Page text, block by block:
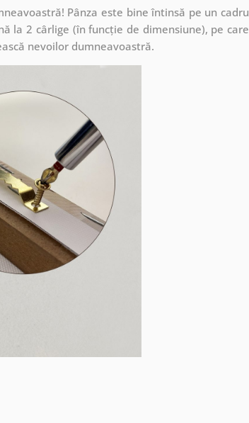
Pânza este bine întinsă pe un cadru
la 2 cârlige (în funcție de dimensiune), pe care
nevoilor dumneavoastră.